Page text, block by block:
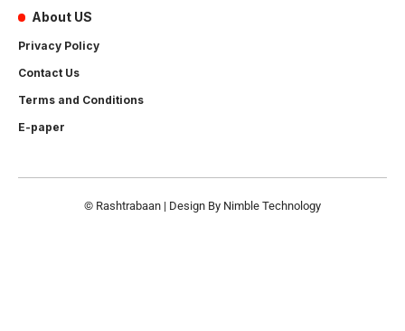
About US
Privacy Policy
Contact Us
Terms and Conditions
E-paper
© Rashtrabaan | Design By Nimble Technology